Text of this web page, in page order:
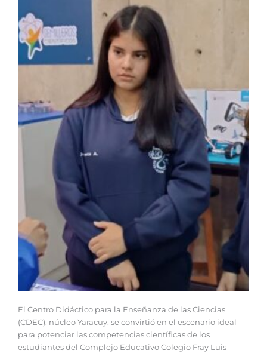
El Centro Didáctico para la Enseñanza de las Ciencias
(CDEC), núcleo Yaracuy, se convirtió en el escenario ideal
para potenciar las competencias científicas de los
estudiantes del Complejo Educativo Colegio Fray Luis